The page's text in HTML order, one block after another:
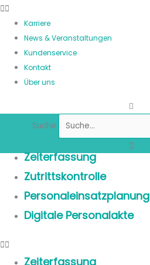
Karriere
News & Veranstaltungen
Kundenservice
Kontakt
Über uns
Suche
Zeiterfassung
Zutrittskontrolle
Personaleinsatzplanung
Digitale Personalakte
Zeiterfassung